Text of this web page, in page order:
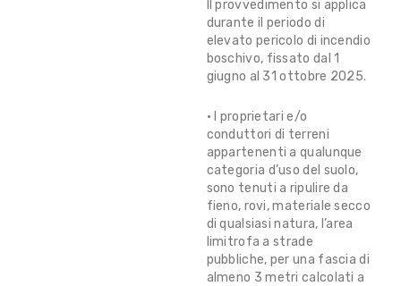
Il provvedimento si applica
durante il periodo di
elevato pericolo di incendio
boschivo, fissato dal 1
giugno al 31 ottobre 2025.
• I proprietari e/o
conduttori di terreni
appartenenti a qualunque
categoria d’uso del suolo,
sono tenuti a ripulire da
fieno, rovi, materiale secco
di qualsiasi natura, l’area
limitrofa a strade
pubbliche, per una fascia di
almeno 3 metri calcolati a